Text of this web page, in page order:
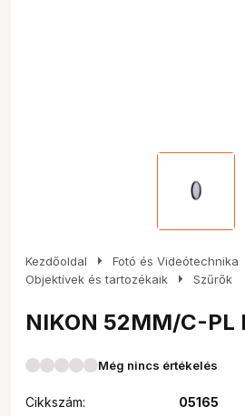
Kezdőoldal arrow_right Fotó és Videótechnika
Objektívek és tartozékaik arrow_right Szűrők
NIKON 52MM/C-PL
Még nincs értékelés
Cikkszám:
05165